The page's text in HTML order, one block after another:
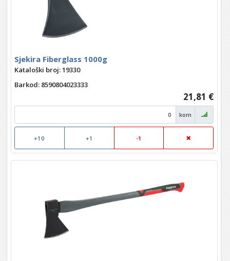
Sjekira Fiberglass 1000g
Kataloški broj: 19330
Barkod: 8590804023333
21,81 €
kom
+10 +1 -1